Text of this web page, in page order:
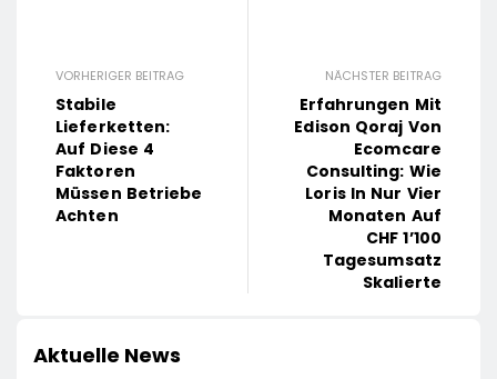
VORHERIGER BEITRAG
Stabile
Lieferketten:
Auf Diese 4
Faktoren
Müssen Betriebe
Achten
NÄCHSTER BEITRAG
Erfahrungen Mit
Edison Qoraj Von
Ecomcare
Consulting: Wie
Loris In Nur Vier
Monaten Auf
CHF 1’100
Tagesumsatz
Skalierte
Aktuelle News